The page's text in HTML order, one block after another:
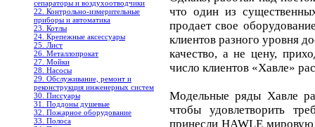
сепараторы и воздухоотводчики
22. Контрольно-измерительные
приборы и автоматика
23. Котлы
24. Крепежные аксессуары
25. Лист
26. Металлопрокат
27. Мойки
28. Насосы
29. Обслуживание, ремонт и
реконструкция инженерных систем
30. Писсуары
31. Поддоны душевые
32. Пожарное оборудование
33. Полоса
что один из
продает свое
клиентов разного уровня
качество, а не цену,
число клиентов «Хавле»
Модельные ряды Хавле
чтобы удовлетворить
принесли HAWLE мировую